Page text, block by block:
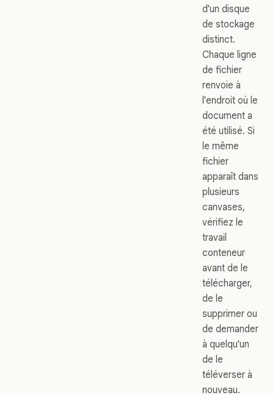
d'un disque
de stockage
distinct.
Chaque ligne
de fichier
renvoie à
l'endroit où le
document a
été utilisé. Si
le même
fichier
apparaît dans
plusieurs
canvases,
vérifiez le
travail
conteneur
avant de le
télécharger,
de le
supprimer ou
de demander
à quelqu'un
de le
téléverser à
nouveau.